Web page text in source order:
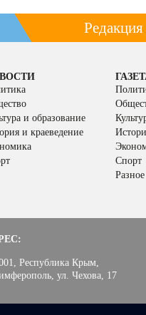
Редакция
и образование
и краеведение
Спорт
Разное
Республика Крым,
ул. Чехова, 17